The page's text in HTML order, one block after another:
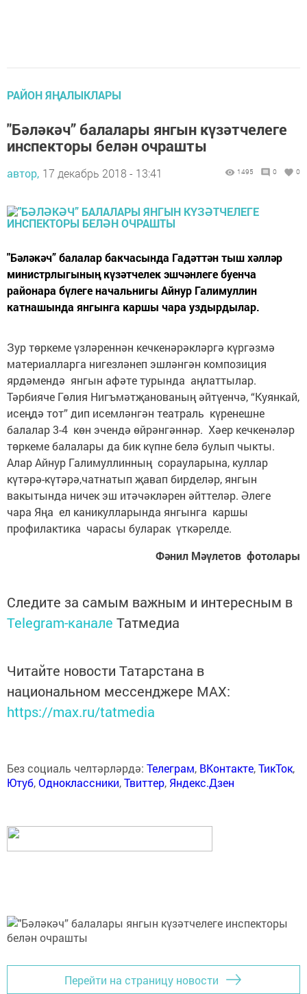
РАЙОН ЯҢАЛЫКЛАРЫ
"Бәләкәч” балалары янгын күзәтчелеге
инспекторы белән очрашты
автор, 17 декабрь 2018 - 13:41 1495 0 0
"Бәләкәч” балалар бакчасында Гадәттән тыш хәлләр
министрлыгының күзәтчелек эшчәнлеге буенча
районара бүлеге начальнигы Айнур Галимуллин
катнашында янгынга каршы чара уздырдылар.
Зур төркеме үзләреннән кечкенәрәкләргә күргәзмә
материалларга нигезләнеп эшләнгән композиция
ярдәмендә янгын афәте турында аңлаттылар.
Тәрбияче Гөлия Нигъмәтҗанованың әйтүенчә, “Куянкай,
исеңдә тот” дип исемләнгән театраль күренешне
балалар 3-4 көн эчендә өйрәнгәннәр. Хәер кечкенәләр
төркеме балалары да бик күпне белә булып чыкты.
Алар Айнур Галимуллинның сорауларына, куллар
күтәрә-күтәрә,чатнатып җавап бирделәр, янгын
вакытында ничек эш итәчәкләрен әйттеләр. Әлеге
чара Яңа ел каникулларында янгынга каршы
профилактика чарасы буларак үткәрелде.
Фәнил Мәүлетов фотолары
Следите за самым важным и интересным в
Telegram-канале Татмедиа
Читайте новости Татарстана в
национальном мессенджере MАХ:
https://max.ru/tatmedia
Без социаль челтәрләрдә: Телеграм, ВКонтакте,ТикТок,
Ютуб,Одноклассники,Твиттер, Яндекс.Дзен
Перейти на страницу новости